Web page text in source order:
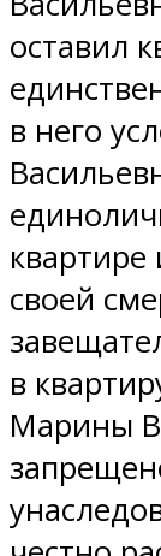
оставил
в него
квартире
своей
в
Марины